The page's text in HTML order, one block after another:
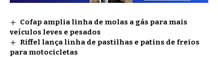
Cofap amplia linha de molas a gás para mais
veículos leves e pesados
Riffel lança linha de pastilhas e patins de freios
para motocicletas